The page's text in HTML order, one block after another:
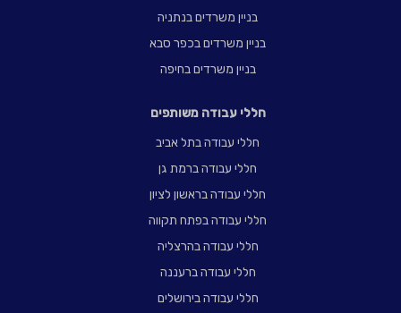
בניין משרדים בנתניה
בניין משרדים בכפר סבא
בניין משרדים בחיפה
חללי עבודה משותפים
חללי עבודה בתל אביב
חללי עבודה ברמת גן
חללי עבודה בראשון לציון
חללי עבודה בפתח תקווה
חללי עבודה בהרצליה
חללי עבודה ברעננה
חללי עבודה בירושלים